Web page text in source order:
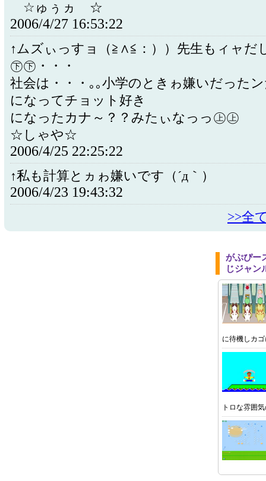
☆ゅぅヵゝ☆
2006/4/27 16:53:22
↑ムズぃっすョ（≧∧≦：））先生もィャだ
㊦㊦・・・
社会は・・・｡｡小学のときゎ嫌いだった
になってチョット好き
になったカナ～？？みたぃなっっ㊤㊤
☆しゃや☆
2006/4/25 22:25:22
↑私も計算とヵゎ嫌いです（´д｀）
2006/4/23 19:43:32
>>全
がぷぴー
じジャン
に待機しカ
トロな雰囲